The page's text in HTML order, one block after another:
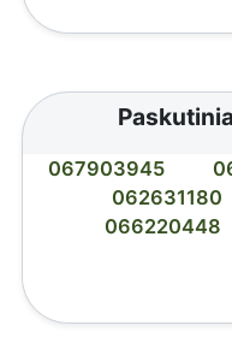
067903945
062631180
066220448